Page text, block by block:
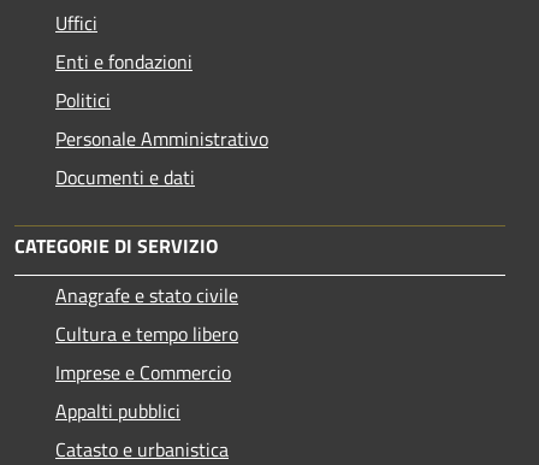
Uffici
Enti e fondazioni
Politici
Personale Amministrativo
Documenti e dati
CATEGORIE DI SERVIZIO
Anagrafe e stato civile
Cultura e tempo libero
Imprese e Commercio
Appalti pubblici
Catasto e urbanistica